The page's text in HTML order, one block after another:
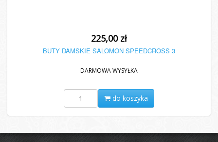
225,00 zł
BUTY DAMSKIE SALOMON SPEEDCROSS 3
DARMOWA WYSYŁKA
do koszyka